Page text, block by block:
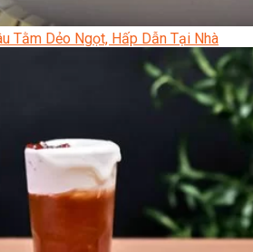
Tằm Dẻo Ngọt, Hấp Dẫn Tại Nhà